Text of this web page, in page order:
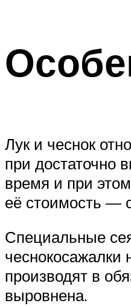
Лук и чеснок
при достаточно
время и при
её стоимость —
Специальные
чеснокосажалки
производят в
выровнена.